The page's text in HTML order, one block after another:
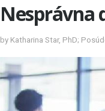
Nesprávna
by Katharina Star, PhD;